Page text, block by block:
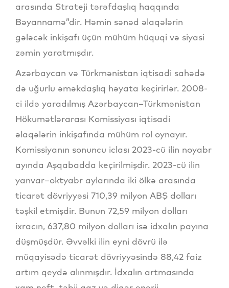
arasında Strateji tərəfdaşlıq haqqında
Bəyannamə”dir. Həmin sənəd əlaqələrin
gələcək inkişafı üçün mühüm hüquqi və siyasi
zəmin yaratmışdır.
Azərbaycan və Türkmənistan iqtisadi sahədə
də uğurlu əməkdaşlıq həyata keçirirlər. 2008-
ci ildə yaradılmış Azərbaycan–Türkmənistan
Hökumətlərarası Komissiyası iqtisadi
əlaqələrin inkişafında mühüm rol oynayır.
Komissiyanın sonuncu iclası 2023-cü ilin noyabr
ayında Aşqabadda keçirilmişdir. 2023-cü ilin
yanvar–oktyabr aylarında iki ölkə arasında
ticarət dövriyyəsi 710,39 milyon ABŞ dolları
təşkil etmişdir. Bunun 72,59 milyon dolları
ixracın, 637,80 milyon dolları isə idxalın payına
düşmüşdür. Əvvəlki ilin eyni dövrü ilə
müqayisədə ticarət dövriyyəsində 88,42 faiz
artım qeydə alınmışdır. İdxalın artmasında